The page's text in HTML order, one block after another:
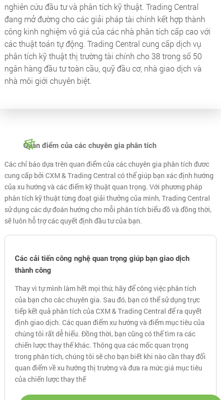
nghiên cứu đầu tư và phân tích kỹ thuật. Trading Central
đang mở đường cho các giải pháp tài chính kết hợp thành
công kinh nghiệm vô giá của các nhà phân tích cấp cao với
các thuật toán tự động. Trading Central cung cấp dịch vụ
phân tích kỹ thuật thị trường tài chính cho 38 trong số 50
ngân hàng đầu tư toàn cầu, quỹ đầu cơ, nhà giao dịch và
nhà môi giới chuyên biệt.
Quan điểm của các chuyên gia phân tích
Các chỉ báo dựa trên quan điểm của các chuyên gia phân tích đươc
cung cấp bởi CXM & Trading Central có thể giúp bạn xác định hướng
của xu hướng và các điểm kỹ thuật quan trọng. Với phương pháp
phân tích kỹ thuật từng đoạt giải thưởng của mình, Trading Central
sử dụng các dự đoán hướng cho mỗi phân tích biểu đồ và đồng thời,
sẽ luôn hỗ trợ các quyết định đầu tư của bạn.
Các cải tiến công nghệ quan trọng giúp bạn giao dịch
thành công
Thay vì tự mình làm hết mọi thứ, hãy để công việc phân tích
của bạn cho các chuyên gia. Sau đó, bạn có thể sử dụng trực
tiếp kết quả phân tích của CXM & Trading Central để ra quyết
định giao dịch. Các quan điểm xu hướng và điểm mục tiêu của
chúng tôi rất dễ hiểu. Đồng thời, bạn cũng có thể tìm ra các
chiến lược thay thế khác. Thông qua các mốc quan trọng
trong phân tích, chúng tôi sẽ cho bạn biết khi nào cần thay đổi
quan điểm về xu hướng thị trường và đưa ra mức giá mục tiêu
của chiến lược thay thế